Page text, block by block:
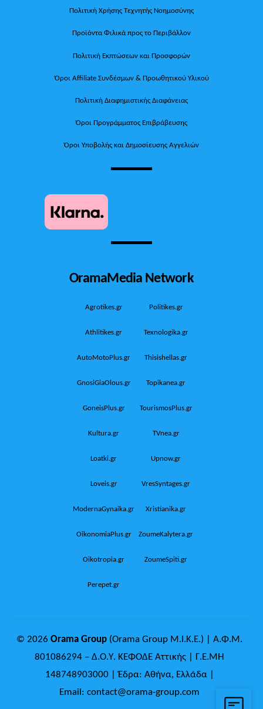
Πολιτική Χρήσης Τεχνητής Νοημοσύνης
Προϊόντα Φιλικά προς το Περιβάλλον
Πολιτική Εκπτώσεων και Προσφορών
Όροι Affiliate Συνδέσμων & Προωθητικού Υλικού
Πολιτική Διαφημιστικής Διαφάνειας
Όροι Προγράμματος Επιβράβευσης
Όροι Υποβολής και Δημοσίευσης Αγγελιών
OramaMedia Network
Agrotikes.gr Politikes.gr
Athlitikes.gr Texnologika.gr
AutoMotoPlus.gr Thisishellas.gr
GnosiGiaOlous.gr Topikanea.gr
GoneisPlus.gr TourismosPlus.gr
Kultura.gr TVnea.gr
Loatki.gr Upnow.gr
Loveis.gr VresSyntages.gr
ModernaGynaika.gr Xristianika.gr
OikonomiaPlus.gr ZoumeKalytera.gr
Oikotropia.gr ZoumeSpiti.gr
Perepet.gr
© 2026Orama Group (Orama Group Μ.Ι.Κ.Ε.) | Α.Φ.Μ.
801086294 – Δ.Ο.Υ. ΚΕΦΟΔΕ Αττικής | Γ.Ε.ΜΗ
148748903000 | Έδρα: Αθήνα, Ελλάδα |
Email: contact@orama-group.com